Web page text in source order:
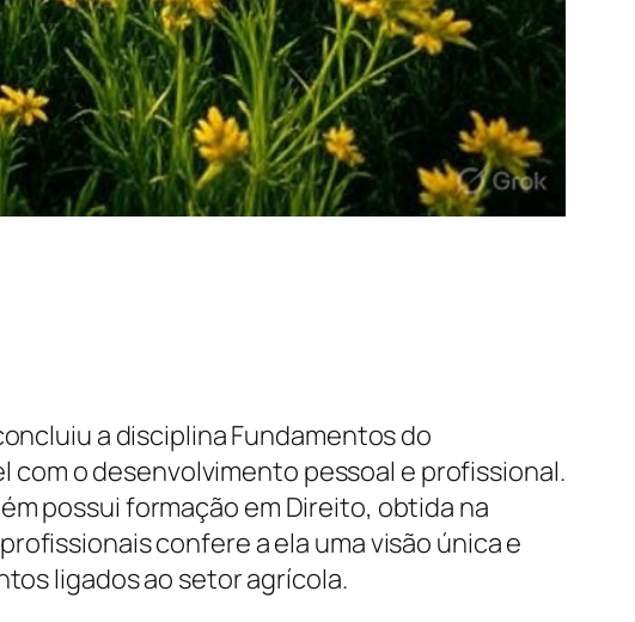
a disciplina Fundamentos do
o desenvolvimento pessoal e profissional.
possui formação em Direito, obtida na
confere a ela uma visão única e
ligados ao setor agrícola.